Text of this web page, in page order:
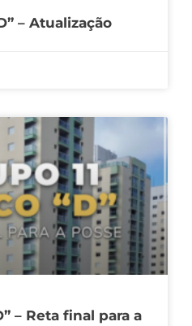
– Atualização
– Reta final para a